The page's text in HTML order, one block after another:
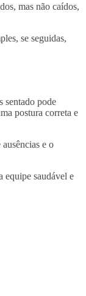
mas não caídos,
se seguidas,
sentado pode
postura correta e
e o
equipe saudável e